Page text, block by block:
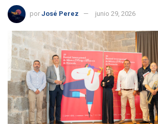
por José Perez junio 29, 2026